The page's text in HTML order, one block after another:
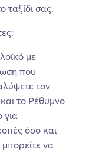
ταξίδι σας.
με
που
τον
το Ρέθυμνο
για
όσο και
να